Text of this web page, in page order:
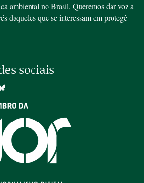
ambiental no Brasil. Queremos dar voz a
daqueles que se interessam em protegê-
sociais